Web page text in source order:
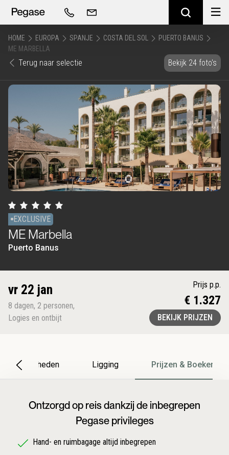
HOME EUROPA SPANJE COSTA DEL SOL
PUERTO BANUS
ME MARBELLA
Terug naar selectie Bekijk 24 foto's
EXCLUSIVE
ME Marbella
Puerto Banus
vr 22 jan
8 dagen, 2 personen,
Logies en ontbijt
Prijs p.p.
€ 1.327
BEKIJK PRIJZEN
Bijzonderheden Ligging Prijzen & Boeken
Ontzorgd op reis dankzij de inbegrepen
Pegase privileges
Hand- en ruimbagage altijd inbegrepen